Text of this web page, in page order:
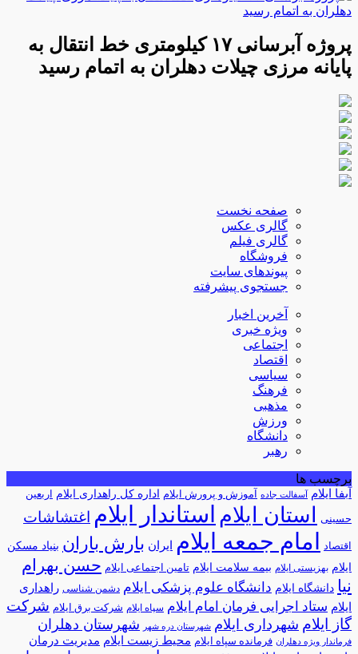
پروژه آبرسانی ۱۷ کیلومتری خط انتقال به
پایانه مرزی چیلات دهلران به اتمام رسید
صفحه نخست
گالری عکس
گالری فیلم
فروشگاه
پیوندهای سایت
جستجوی پیشرفته
آخرین اخبار
ویژه خبری
اجتماعی
اقتصاد
سیاسی
فرهنگ
مذهبی
ورزش
دانشگاه
رهبر
برچسب ها
آبفا ایلام آسفالت جاده آموزش و پرورش ایلام اداره کل راهداری ایلام اربعین
حسینی استان ایلام استاندار ایلام اغتشاشات
اقتصاد امام جمعه ایلام ایران بارش باران بنیاد مسکن
ایلام بهزیستی ایلام بیمه سلامت ایلام تامین اجتماعی ایلام حسن بهرام
نیا دانشگاه ایلام دانشگاه علوم پزشکی ایلام دشمن شناسی راهداری
ایلام ستاد اجرایی فرمان امام ایلام سپاه ایلام شرکت برق ایلام شرکت
گاز ایلام شهرداری ایلام شهرستان دره شهر شهرستان دهلران
فرماندار ویژه دهلران فرمانده سپاه ایلام محیط زیست ایلام مدیریت درمان